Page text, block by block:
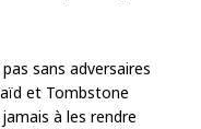
sans adversaires
et Tombstone
à les rendre